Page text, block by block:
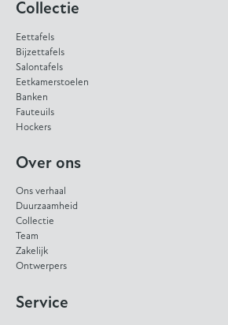
Collectie
Eettafels
Bijzettafels
Salontafels
Eetkamerstoelen
Banken
Fauteuils
Hockers
Over ons
Ons verhaal
Duurzaamheid
Collectie
Team
Zakelijk
Ontwerpers
Service